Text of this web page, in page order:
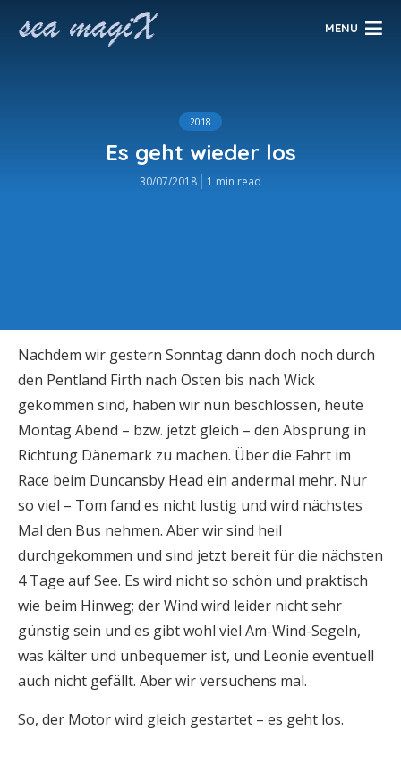
MENU
2018
Es geht wieder los
30/07/2018 1 min read
Nachdem wir gestern Sonntag dann doch noch durch
den Pentland Firth nach Osten bis nach Wick
gekommen sind, haben wir nun beschlossen, heute
Montag Abend – bzw. jetzt gleich – den Absprung in
Richtung Dänemark zu machen. Über die Fahrt im
Race beim Duncansby Head ein andermal mehr. Nur
so viel – Tom fand es nicht lustig und wird nächstes
Mal den Bus nehmen. Aber wir sind heil
durchgekommen und sind jetzt bereit für die nächsten
4 Tage auf See. Es wird nicht so schön und praktisch
wie beim Hinweg; der Wind wird leider nicht sehr
günstig sein und es gibt wohl viel Am-Wind-Segeln,
was kälter und unbequemer ist, und Leonie eventuell
auch nicht gefällt. Aber wir versuchens mal.
So, der Motor wird gleich gestartet – es geht los.